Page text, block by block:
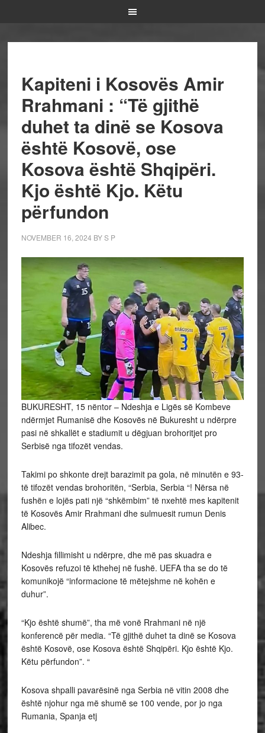
Kapiteni i Kosovës Amir
Rrahmani : “Të gjithë
duhet ta dinë se Kosova
është Kosovë, ose
Kosova është Shqipëri.
Kjo është Kjo. Këtu
përfundon
NOVEMBER 16, 2024 BYS P
BUKURESHT, 15 nëntor – Ndeshja e Ligës së Kombeve
ndërmjet Rumanisë dhe Kosovës në Bukuresht u ndërpre
pasi në shkallët e stadiumit u dëgjuan brohoritjet pro
Serbisë nga tifozët vendas.
Takimi po shkonte drejt barazimit pa gola, në minutën e 93-
të tifozët vendas brohoritën, “Serbia, Serbia “! Nërsa në
fushën e lojës pati një “shkëmbim” të nxehtë mes kapitenit
të Kosovës Amir Rrahmani dhe sulmuesit rumun Denis
Alibec.
Ndeshja fillimisht u ndërpre, dhe më pas skuadra e
Kosovës refuzoi të kthehej në fushë. UEFA tha se do të
komunikojë “informacione të mëtejshme në kohën e
duhur”.
“Kjo është shumë”, tha më vonë Rrahmani në një
konferencë për media. “Të gjithë duhet ta dinë se Kosova
është Kosovë, ose Kosova është Shqipëri. Kjo është Kjo.
Këtu përfundon”. “
Kosova shpalli pavarësinë nga Serbia në vitin 2008 dhe
është njohur nga më shumë se 100 vende, por jo nga
Rumania, Spanja etj